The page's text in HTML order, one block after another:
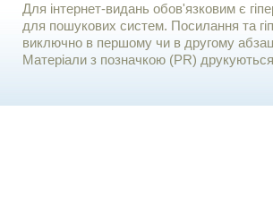
Для iнтернет-видань обов'язковим є
для пошукових систем. Посилання та
виключно в першому чи в другому
Матеріали з позначкою (PR)